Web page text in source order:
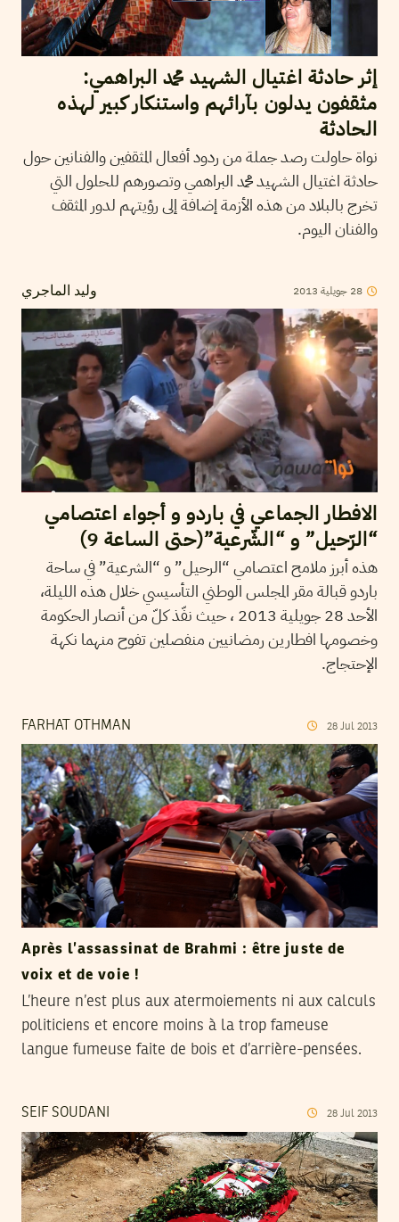
إثر حادثة اغتيال الشهيد محمد البراهمي:
مثقفون يدلون بآرائهم واستنكار كبير لهذه
الحادثة
نواة حاولت رصد جملة من ردود أفعال المثقفين والفنانين حول
حادثة اغتيال الشهيد محمد البراهمي وتصورهم للحلول التي
تخرج بالبلاد من هذه الأزمة إضافة إلى رؤيتهم لدور المثقف
والفنان اليوم.
وليد الماجري 28 جويلية 2013
الافطار الجماعي في باردو و أجواء اعتصامي
“الرّحيل” و “الشّرعية”(حتى الساعة 9)
هذه أبرز ملامح اعتصامي “الرحيل” و “الشرعية” في ساحة
باردو قبالة مقر المجلس الوطني التأسيسي خلال هذه الليلة،
الأحد 28 جويلية 2013 ، حيث نفّذ كلّ من أنصار الحكومة
وخصومها افطارين رمضانيين منفصلين تفوح منهما نكهة
الإحتجاج.
FARHAT OTHMAN 28 Jul 2013
Après l’assassinat de Brahmi : être juste de
voix et de voie !
L’heure n’est plus aux atermoiements ni aux calculs
politiciens et encore moins à la trop fameuse
langue fumeuse faite de bois et d’arrière-pensées.
SEIF SOUDANI 28 Jul 2013